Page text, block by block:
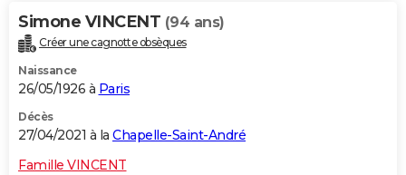
Simone VINCENT (94 ans)
Créer une cagnotte obsèques
Naissance
26/05/1926 à Paris
Décès
27/04/2021 à la Chapelle-Saint-André
Famille VINCENT